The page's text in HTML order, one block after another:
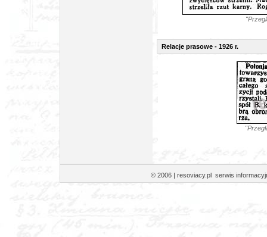
Relacje prasowe - 1926 r.
© 2006 | resoviacy.pl serwis